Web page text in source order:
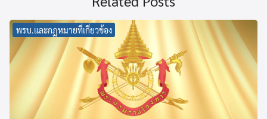
พรบ.และกฏหมายที่เกี่ยวข้อง